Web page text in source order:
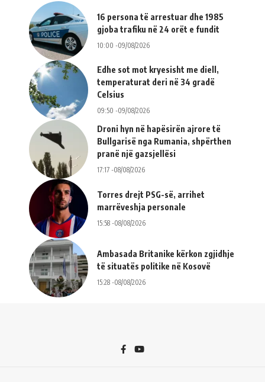
16 persona të arrestuar dhe 1985
gjoba trafiku në 24 orët e fundit
10:00 -09/08/2026
Edhe sot mot kryesisht me diell,
temperaturat deri në 34 gradë
Celsius
09:50 -09/08/2026
Droni hyn në hapësirën ajrore të
Bullgarisë nga Rumania, shpërthen
pranë një gazsjellësi
17:17 -08/08/2026
Torres drejt PSG-së, arrihet
marrëveshja personale
15:58 -08/08/2026
Ambasada Britanike kërkon zgjidhje
të situatës politike në Kosovë
15:28 -08/08/2026